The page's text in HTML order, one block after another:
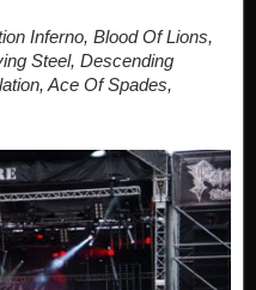
Inferno, Blood Of Lions,
Steel, Descending
Ace Of Spades,